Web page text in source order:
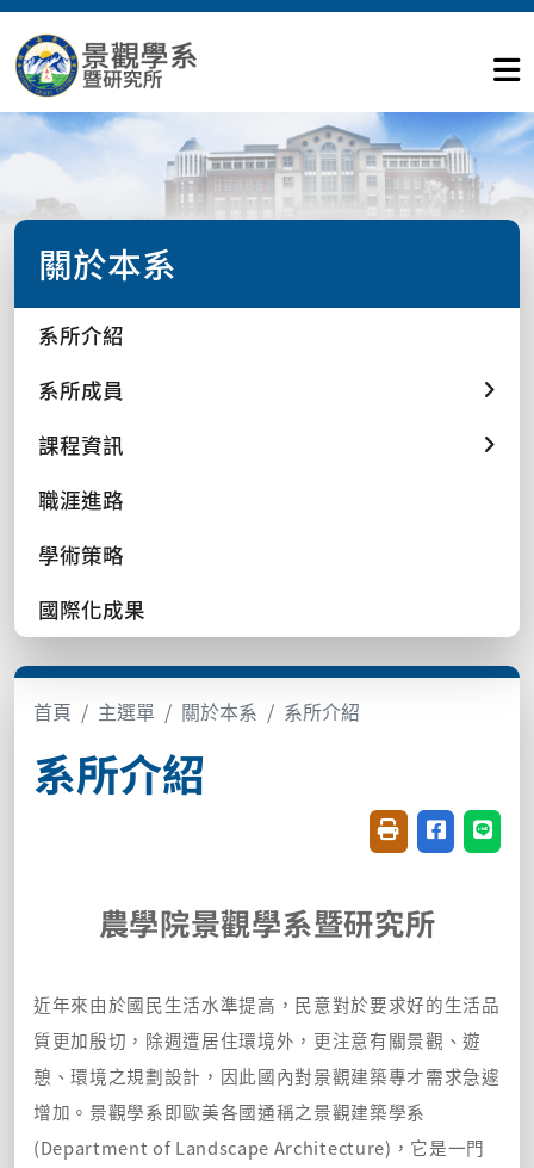
關於本系
系所介紹
系所成員
課程資訊
職涯進路
學術策略
國際化成果
首頁 主選單 關於本系 系所介紹
系所介紹
友善列印(開新視
分享至臉書
分享
農學院景觀學系暨研究所
近年來由於國民生活水準提高，民意對於要求好的生活品
質更加殷切，除週遭居住環境外，更注意有關景觀、遊
憩、環境之規劃設計，因此國內對景觀建築專才需求急遽
增加。景觀學系即歐美各國通稱之景觀建築學系
(Department of Landscape Architecture)，它是一門